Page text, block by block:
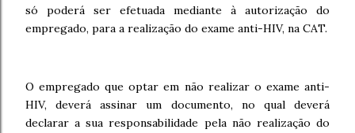
só poderá ser efetuada mediante à autorização do
empregado, para a realização do exame anti-HIV, na CAT.
O empregado que optar em não realizar o exame anti-
HIV, deverá assinar um documento, no qual deverá
declarar a sua responsabilidade pela não realização do